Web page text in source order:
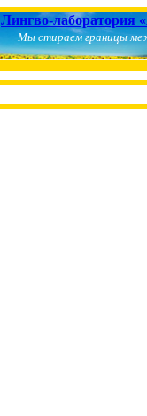
Лингво-лаборатория
Мы стираем границы